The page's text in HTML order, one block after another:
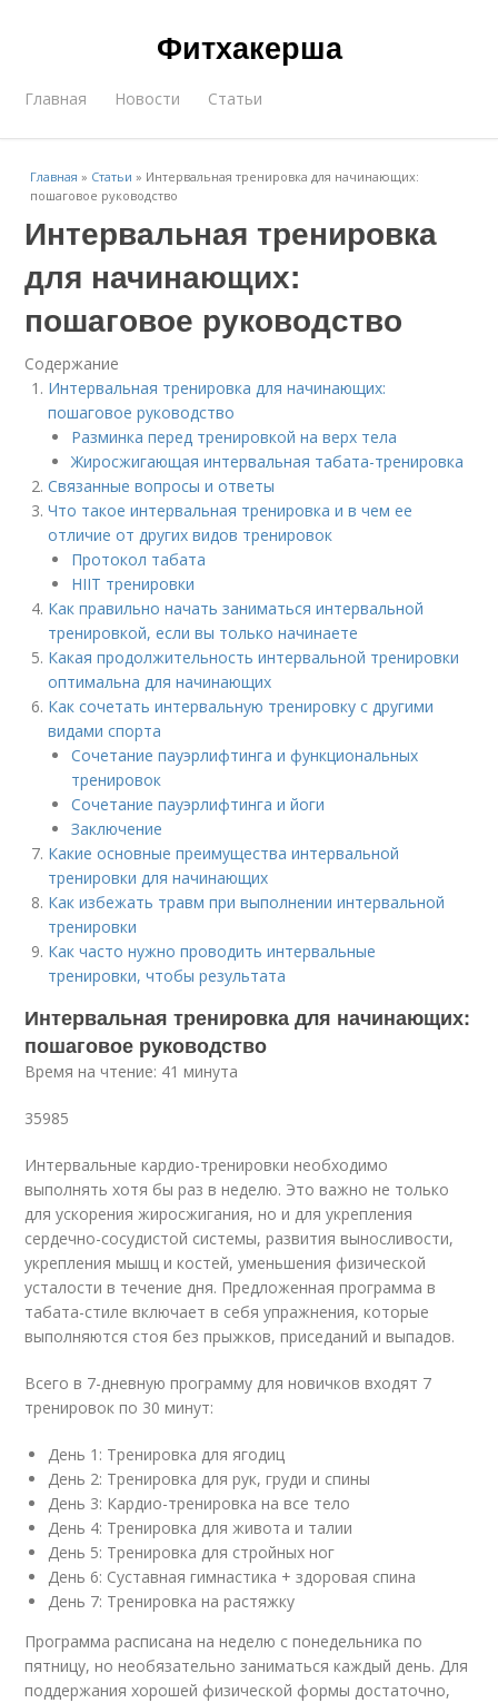
Фитхакерша
Главная Новости Статьи
Главная » Статьи » Интервальная тренировка для начинающих:
пошаговое руководство
Интервальная тренировка
для начинающих:
пошаговое руководство
Содержание
Интервальная тренировка для начинающих:
пошаговое руководство
Разминка перед тренировкой на верх тела
Жиросжигающая интервальная табата-тренировка
Связанные вопросы и ответы
Что такое интервальная тренировка и в чем ее
отличие от других видов тренировок
Протокол табата
HIIT тренировки
Как правильно начать заниматься интервальной
тренировкой, если вы только начинаете
Какая продолжительность интервальной тренировки
оптимальна для начинающих
Как сочетать интервальную тренировку с другими
видами спорта
Сочетание пауэрлифтинга и функциональных
тренировок
Сочетание пауэрлифтинга и йоги
Заключение
Какие основные преимущества интервальной
тренировки для начинающих
Как избежать травм при выполнении интервальной
тренировки
Как часто нужно проводить интервальные
тренировки, чтобы результата
Интервальная тренировка для начинающих:
пошаговое руководство
Время на чтение: 41 минута
35985
Интервальные кардио-тренировки необходимо
выполнять хотя бы раз в неделю. Это важно не только
для ускорения жиросжигания, но и для укрепления
сердечно-сосудистой системы, развития выносливости,
укрепления мышц и костей, уменьшения физической
усталости в течение дня. Предложенная программа в
табата-стиле включает в себя упражнения, которые
выполняются стоя без прыжков, приседаний и выпадов.
Всего в 7-дневную программу для новичков входят 7
тренировок по 30 минут:
День 1: Тренировка для ягодиц
День 2: Тренировка для рук, груди и спины
День 3: Кардио-тренировка на все тело
День 4: Тренировка для живота и талии
День 5: Тренировка для стройных ног
День 6: Суставная гимнастика + здоровая спина
День 7: Тренировка на растяжку
Программа расписана на неделю с понедельника по
пятницу, но необязательно заниматься каждый день. Для
поддержания хорошей физической формы достаточно,